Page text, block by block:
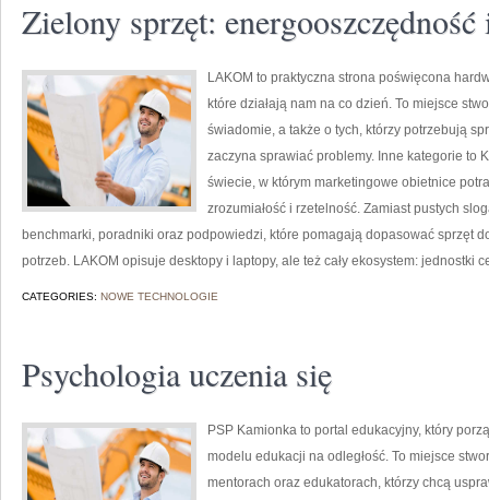
Zielony sprzęt:
LAKOM to praktyczna strona poświęcona
które działają nam na co dzień. To miejsce
świadomie, a także o tych, którzy potrzebują
zaczyna sprawiać problemy. Inne kategorie to
świecie, w którym marketingowe obietnice
zrozumiałość i rzetelność. Zamiast pustych
benchmarki, poradniki oraz podpowiedzi, które pomagają dopasować sprzęt
potrzeb. LAKOM opisuje desktopy i laptopy, ale też cały ekosystem: jednostki
CATEGORIES: NOWE TECHNOLOGIE
Psychologia uczenia się
PSP Kamionka to portal edukacyjny, który
modelu edukacji na odległość. To miejsce
mentorach oraz edukatorach, którzy chcą